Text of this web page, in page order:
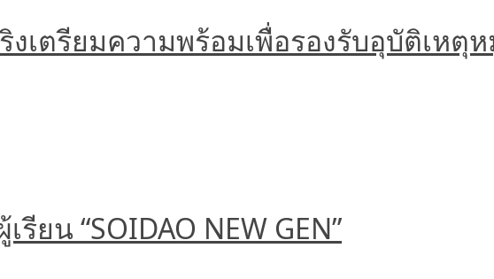
เตรียมความพร้อมเพื่อรองรับอุบัติเหตุ
ยน “SOIDAO NEW GEN”